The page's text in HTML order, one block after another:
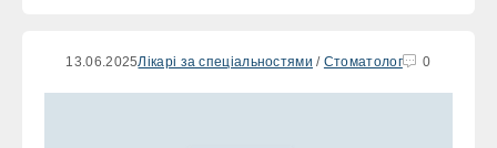
13.06.2025Лікарі за спеціальностями / Стоматолог 0